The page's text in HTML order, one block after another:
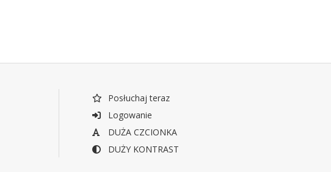
Posłuchaj teraz
Logowanie
DUŻA CZCIONKA
DUŻY KONTRAST